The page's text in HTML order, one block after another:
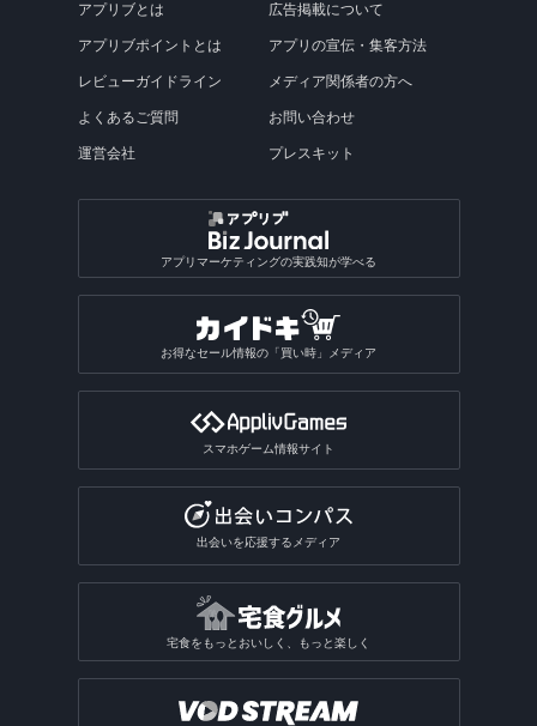
アプリブとは
アプリブポイントとは
レビューガイドライン
よくあるご質問
運営会社
広告掲載について
アプリの宣伝・集客方法
メディア関係者の方へ
お問い合わせ
プレスキット
アプリマーケティングの実践知が学べる
お得なセール情報の「買い時」メディア
スマホゲーム情報サイト
出会いを応援するメディア
宅食をもっとおいしく、もっと楽しく